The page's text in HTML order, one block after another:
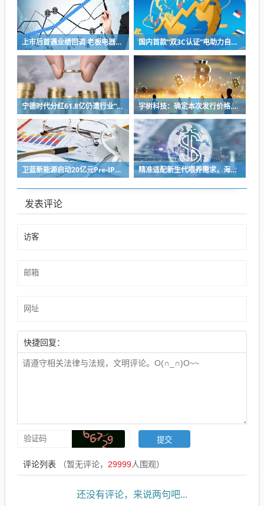
上市后首遇业绩回调 老板电器将完成代际交棒 少帅掌舵闯存量周期 国内首款“双3C认证”电助力自行车上市，京东京造率先完成全链路安全认证
宁德时代分红61.8亿仍遭行业“去宁德化” 曾毓群的“尊重考题”该怎么答？ 宇树科技：确定本次发行价格为 150.80元/股
卫蓝新能源启动20亿元Pre-IPO轮融资 冲刺2027年创业板上市 精准适配新生代喂养需求，海普诺凯双新品解锁育儿新选择！
发表评论
快捷回复：
评论列表 （暂无评论， 29999人围观）
还没有评论，来说两句吧...